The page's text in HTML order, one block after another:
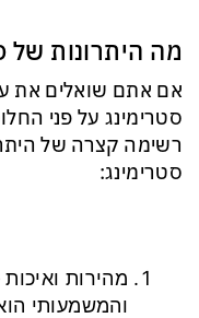
מה היתרונות של
אם אתם שואלים את
סטרימינג על פני
רשימה קצרה של
סטרימינג:
מהירות
והמשמעותי